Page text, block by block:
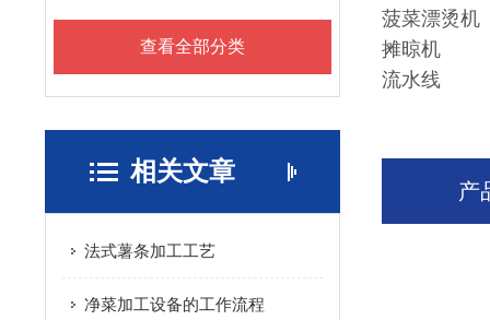
查看全部分类
相关文章
法式薯条加工工艺
净菜加工设备的工作流程
菠菜漂烫机
摊晾机
流水线
产